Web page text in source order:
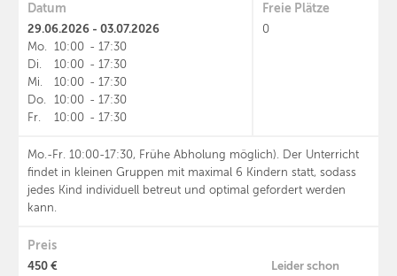
Datum
29.06.2026 - 03.07.2026
Mo. 10:00 - 17:30
Di.
10:00 - 17:30
Mi.
10:00 - 17:30
Do.
10:00 - 17:30
Fr.
10:00 - 17:30
Mo.-Fr. 10:00-17:30, Frühe Abholung möglich). Der Unterricht
findet in kleinen Gruppen mit maximal 6 Kindern statt, sodass
jedes Kind individuell betreut und optimal gefordert werden
kann.
Freie Plätze
0
Preis
450 €
Leider schon